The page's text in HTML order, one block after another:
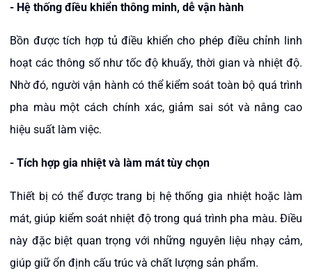
- Hệ thống điều khiển thông minh, dễ vận hành
Bồn được tích hợp tủ điều khiển cho phép điều chỉnh linh
hoạt các thông số như tốc độ khuấy, thời gian và nhiệt độ.
Nhờ đó, người vận hành có thể kiểm soát toàn bộ quá trình
pha màu một cách chính xác, giảm sai sót và nâng cao
hiệu suất làm việc.
- Tích hợp gia nhiệt và làm mát tùy chọn
Thiết bị có thể được trang bị hệ thống gia nhiệt hoặc làm
mát, giúp kiểm soát nhiệt độ trong quá trình pha màu. Điều
này đặc biệt quan trọng với những nguyên liệu nhạy cảm,
giúp giữ ổn định cấu trúc và chất lượng sản phẩm.